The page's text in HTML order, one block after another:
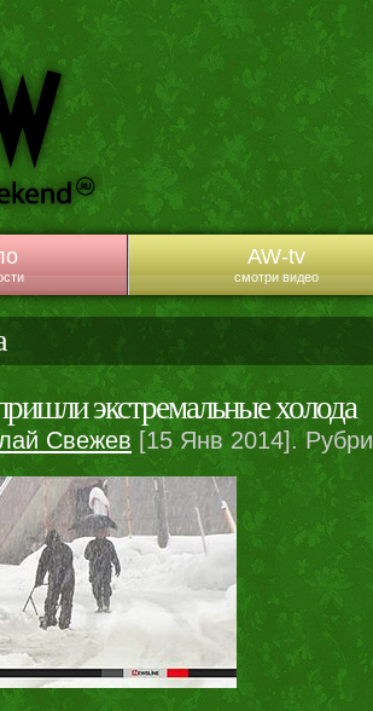
AW-tv
смотри видео
экстремальные холода
Свежев [15 Янв 2014].